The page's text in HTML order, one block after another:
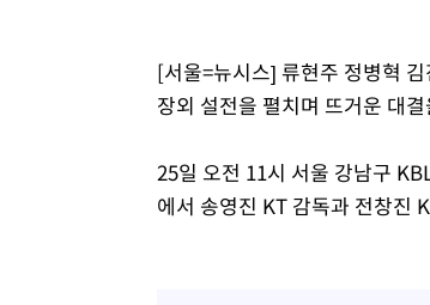
[서울=뉴시스] 류현주 정병혁
장외 설전을 펼치며 뜨거운 대
25일 오전 11시 서울 강남구
에서 송영진 KT 감독과 전창진